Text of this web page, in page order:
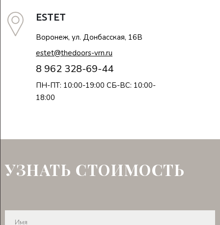
ESTET
Воронеж, ул. Донбасская, 16В
estet@thedoors-vrn.ru
8 962 328-69-44
ПН-ПТ: 10:00-19:00 СБ-ВС: 10:00-
18:00
УЗНАТЬ СТОИМОСТЬ